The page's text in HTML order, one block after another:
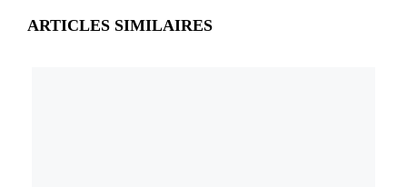
ARTICLES SIMILAIRES